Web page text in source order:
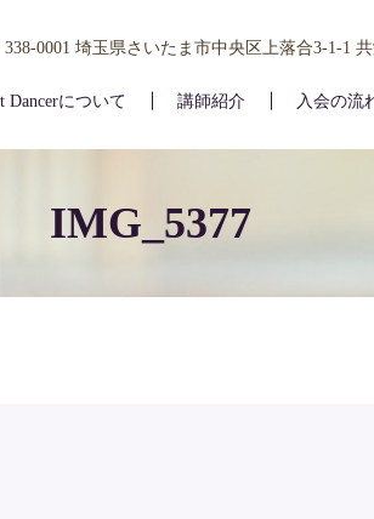
Dancerについて 講師紹介 入会の流
338-0001 埼玉県さいたま市中央区上落合3-1-1
IMG_5377